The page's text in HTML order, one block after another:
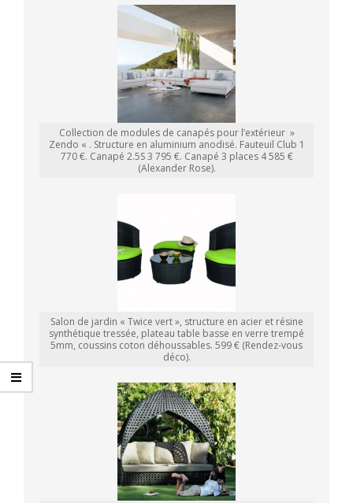
Collection de modules de canapés pour l’extérieur »
Zendo « . Structure en aluminium anodisé. Fauteuil Club 1
770 €. Canapé 2.5S 3 795 €. Canapé 3 places 4 585 €
(Alexander Rose).
Salon de jardin « Twice vert », structure en acier et résine
synthétique tressée, plateau table basse en verre trempé
5mm, coussins coton déhoussables. 599 € (Rendez-vous
déco).